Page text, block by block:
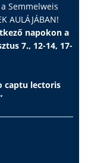
Semmelweis
AULÁJÁBAN!
napokon a
7., 12-14, 17-
captu lectoris